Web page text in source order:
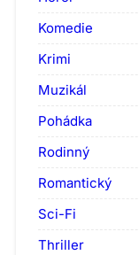
Komedie
Krimi
Muzikál
Pohádka
Rodinný
Romantický
Sci-Fi
Thriller